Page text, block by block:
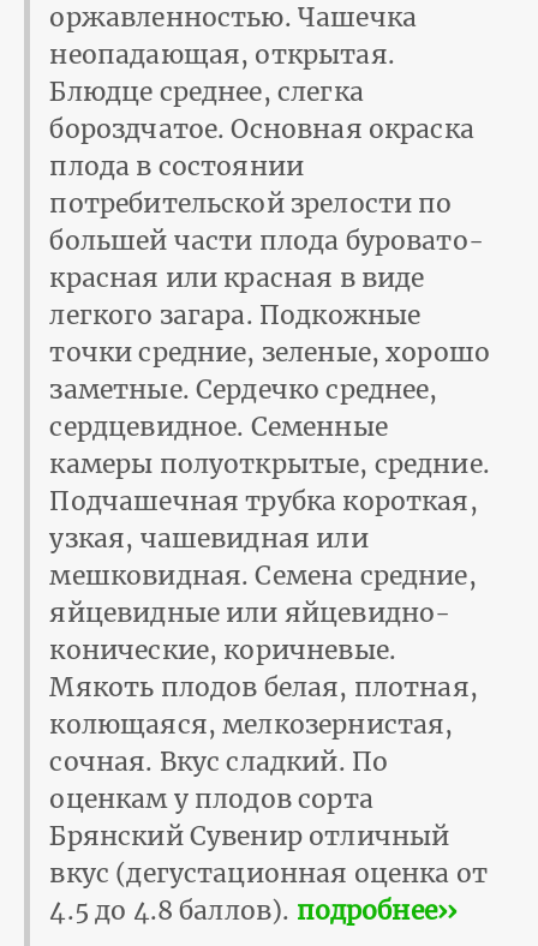
оржавленностью. Чашечка
неопадающая, открытая.
Блюдце среднее, слегка
бороздчатое. Основная окраска
плода в состоянии
потребительской зрелости по
большей части плода буровато-
красная или красная в виде
легкого загара. Подкожные
точки средние, зеленые, хорошо
заметные. Сердечко среднее,
сердцевидное. Семенные
камеры полуоткрытые, средние.
Подчашечная трубка короткая,
узкая, чашевидная или
мешковидная. Семена средние,
яйцевидные или яйцевидно-
конические, коричневые.
Мякоть плодов белая, плотная,
колющаяся, мелкозернистая,
сочная. Вкус сладкий. По
оценкам у плодов сорта
Брянский Сувенир отличный
вкус (дегустационная оценка от
4.5 до 4.8 баллов). подробнее››